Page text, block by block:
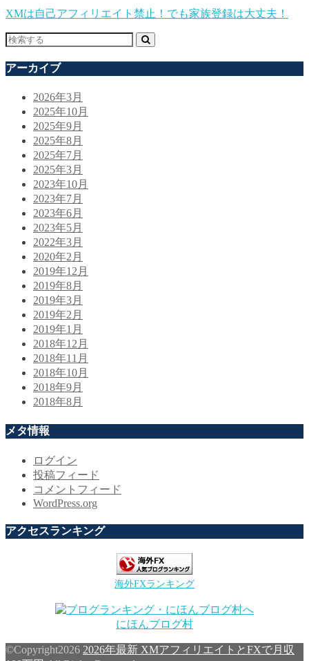
XMは自己アフィリエイト禁止！でも家族登録は大丈夫！
アーカイブ
2026年3月
2025年10月
2025年9月
2025年8月
2025年7月
2025年3月
2023年10月
2023年7月
2023年6月
2023年5月
2022年3月
2020年2月
2019年12月
2019年8月
2019年3月
2019年2月
2019年1月
2018年12月
2018年11月
2018年10月
2018年9月
2018年8月
メタ情報
ログイン
投稿フィード
コメントフィード
WordPress.org
アクセスランキング
海外FXランキング
にほんブログ村
©Copyright2026 2026年最新 XMアフィリエイトとFXで月収